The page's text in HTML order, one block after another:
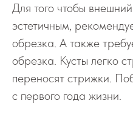
Для того чтобы
эстетичным,
обрезка. А также
обрезка. Кусты легко
переносят стрижки.
с первого года жизни.